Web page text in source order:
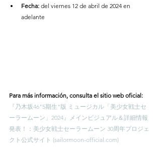
Fecha: del viernes 12 de abril de 2024 en
adelante
Para más información, consulta el sitio web oficial:
『乃木坂46"5期生"版 ミュージカル「美少女戦士セ
ーラームーン」2024』メインビジュアル＆詳細情報
発表！：美少女戦士セーラームーン 30周年プロジェ
クト公式サイト (sailormoon-official.com)